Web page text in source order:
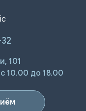
101
10.00 до 18.00